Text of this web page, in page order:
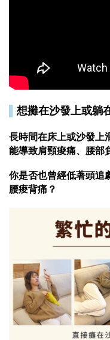
想攤在沙發上或躺
長時間在床上或沙發上
能導致肩頸痠痛、腰部
你是否也曾經低著頭追
腰痠背痛？